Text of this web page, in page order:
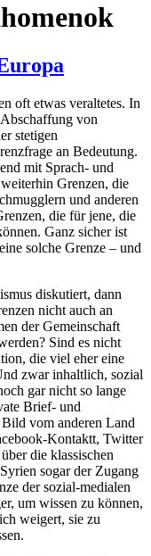
oft etwas veraltetes. In
von
stetigen
an Bedeutung.
mit Sprach- und
Grenzen, die
und anderen
die für jene, die
Ganz sicher ist
solche Grenze – und
diskutiert, dann
nicht auch an
der Gemeinschaft
Sind es nicht
die viel eher eine
zwar inhaltlich, sozial
gar nicht so lange
Brief- und
vom anderen Land
Kontaktt, Twitter
die klassischen
sogar der Zugang
der sozial-medialen
um wissen zu können,
weigert, sie zu